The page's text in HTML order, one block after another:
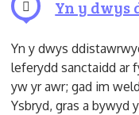
Yn y
Yn y dwys
leferydd sanctaidd ar
yw yr awr; gad im
Ysbryd, gras a bywyd